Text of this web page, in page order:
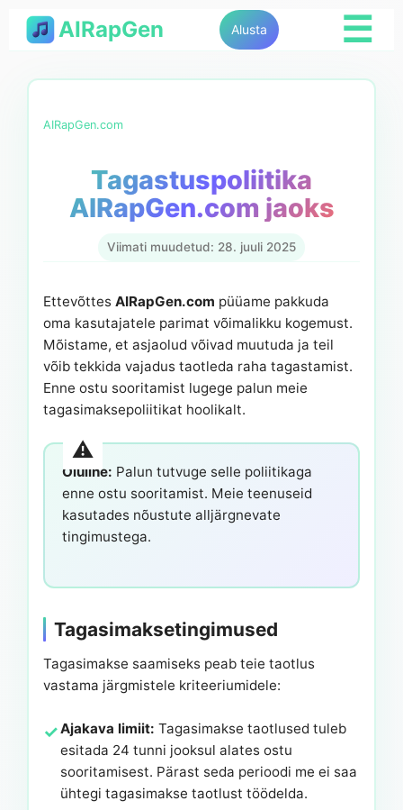
AIRapGen Alusta ☰
AIRapGen.com
Tagastuspoliitika
AIRapGen.com jaoks
Viimati muudetud: 28. juuli 2025
Ettevõttes AIRapGen.com püüame pakkuda
oma kasutajatele parimat võimalikku kogemust.
Mõistame, et asjaolud võivad muutuda ja teil
võib tekkida vajadus taotleda raha tagastamist.
Enne ostu sooritamist lugege palun meie
tagasimaksepoliitikat hoolikalt.
Oluline: Palun tutvuge selle poliitikaga
enne ostu sooritamist. Meie teenuseid
kasutades nõustute alljärgnevate
tingimustega.
Tagasimaksetingimused
Tagasimakse saamiseks peab teie taotlus
vastama järgmistele kriteeriumidele:
Ajakava limiit: Tagasimakse taotlused tuleb
esitada 24 tunni jooksul alates ostu
sooritamisest. Pärast seda perioodi me ei saa
ühtegi tagasimakse taotlust töödelda.